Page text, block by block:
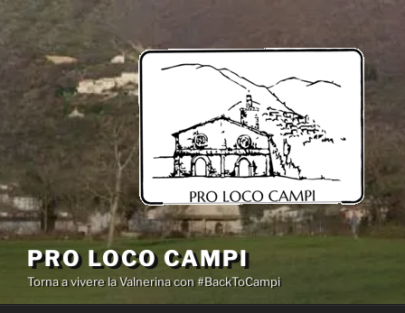
Salta
contenuto
PRO LOCO CAMPI
Torna a vivere la Valnerina con #BackToCampi